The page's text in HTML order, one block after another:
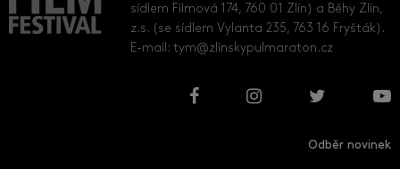
sídlem Filmová 174, 760 01 Zlín) a Běhy Zlín,
z.s. (se sídlem Vylanta 235, 763 16 Fryšták).
E-mail:tym@zlinskypulmaraton.cz
Odběr novinek